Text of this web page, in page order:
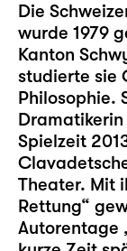
Die
wurde 1979
Kanton
studierte sie
Philosophie.
Spielzeit
Theater. Mit
Rettung“
Autorentage